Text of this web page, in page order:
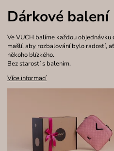
Dárkové balení
Ve VUCH balíme každou
mašlí, aby rozbalování bylo radostí,
někoho blízkého.
Bez starostí s balením.
Více informací